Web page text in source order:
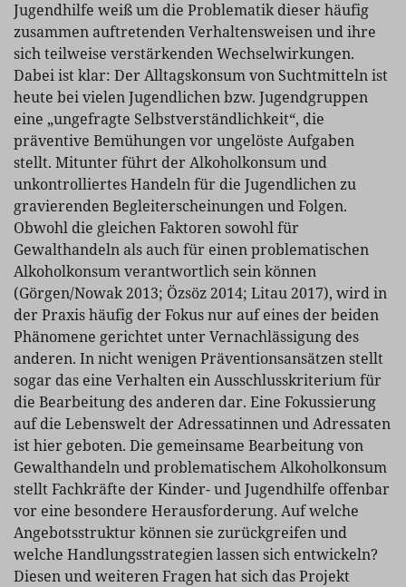
Jugendhilfe weiß um die Problematik dieser häufig
zusammen auftretenden Verhaltensweisen und ihre
sich teilweise verstärkenden Wechselwirkungen.
Dabei ist klar: Der Alltagskonsum von Suchtmitteln ist
heute bei vielen Jugendlichen bzw. Jugendgruppen
eine „ungefragte Selbstverständlichkeit“, die
präventive Bemühungen vor ungelöste Aufgaben
stellt. Mitunter führt der Alkoholkonsum und
unkontrolliertes Handeln für die Jugendlichen zu
gravierenden Begleiterscheinungen und Folgen.
Obwohl die gleichen Faktoren sowohl für
Gewalthandeln als auch für einen problematischen
Alkoholkonsum verantwortlich sein können
(Görgen/Nowak 2013; Özsöz 2014; Litau 2017), wird in
der Praxis häufig der Fokus nur auf eines der beiden
Phänomene gerichtet unter Vernachlässigung des
anderen. In nicht wenigen Präventionsansätzen stellt
sogar das eine Verhalten ein Ausschlusskriterium für
die Bearbeitung des anderen dar. Eine Fokussierung
auf die Lebenswelt der Adressatinnen und Adressaten
ist hier geboten. Die gemeinsame Bearbeitung von
Gewalthandeln und problematischem Alkoholkonsum
stellt Fachkräfte der Kinder- und Jugendhilfe offenbar
vor eine besondere Herausforderung. Auf welche
Angebotsstruktur können sie zurückgreifen und
welche Handlungsstrategien lassen sich entwickeln?
Diesen und weiteren Fragen hat sich das Projekt